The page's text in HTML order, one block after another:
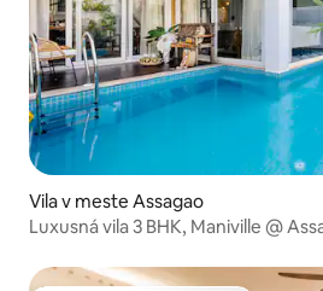
Vila v meste Assagao
Luxusná vila 3 BHK, Maniville @